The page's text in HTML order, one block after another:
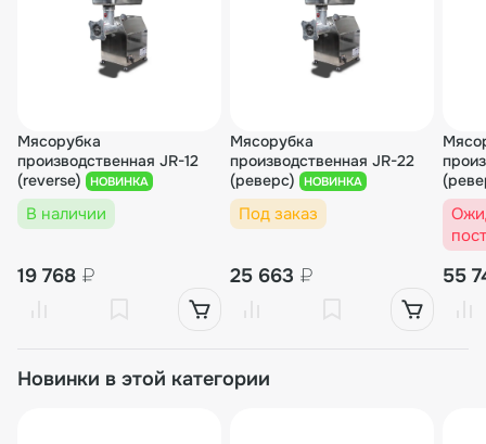
Мясорубка
производственная JR-12
(reverse)
НОВИНКА
В наличии
19 768 ₽
Мясорубка
производственная JR-22
(реверс)
НОВИНКА
Под заказ
25 663 ₽ 55
Новинки в этой категории